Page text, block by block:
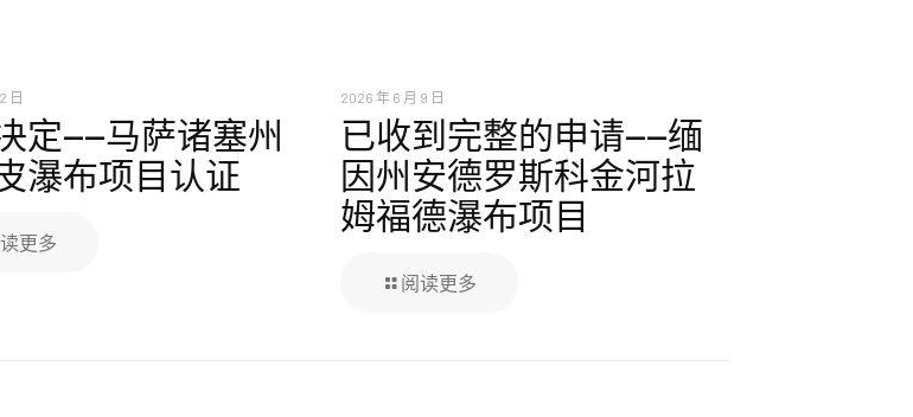
日
定——马萨诸塞州
瀑布项目认证
更多
2026 年 6 月 9 日
已收到完整的申请——缅
因州安德罗斯科金河拉
姆福德瀑布项目
阅读更多